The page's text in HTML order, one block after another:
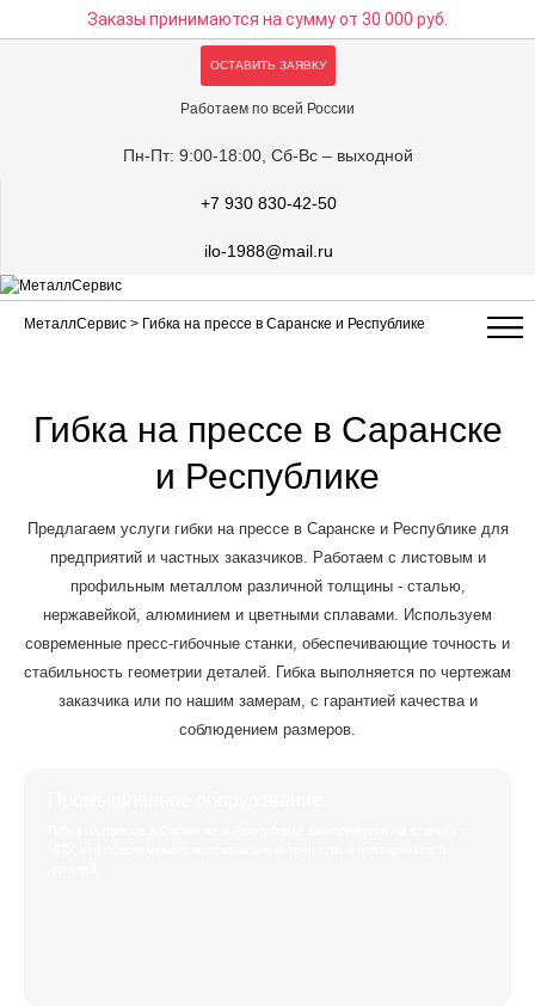
Заказы принимаются на суммуот 30 000 руб.
ОСТАВИТЬ ЗАЯВКУ
Работаем по всей России
Пн-Пт: 9:00-18:00, Сб-Вс – выходной
+7 930 830-42-50
ilo-1988@mail.ru
МеталлСервис > Гибка на прессе в Саранске и Республике
Гибка на прессе в Саранске
и Республике
Предлагаем услуги гибки на прессе в Саранске и Республике для
предприятий и частных заказчиков. Работаем с листовым и
профильным металлом различной толщины - сталью,
нержавейкой, алюминием и цветными сплавами. Используем
современные пресс-гибочные станки, обеспечивающие точность и
стабильность геометрии деталей. Гибка выполняется по чертежам
заказчика или по нашим замерам, с гарантией качества и
соблюдением размеров.